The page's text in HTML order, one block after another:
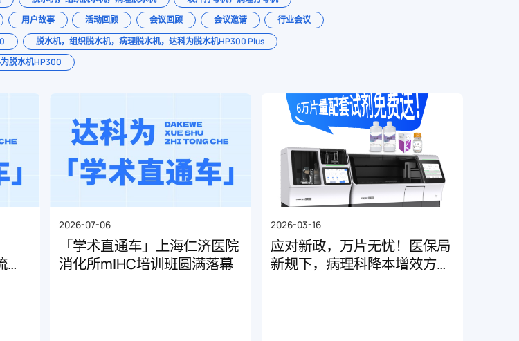
用户故事 活动回顾 会议回顾 会议邀请
行业会议
脱水机，组织脱水机，病理脱水机，达科为脱水机HP300 Plus
脱水机HP300
2026-07-06
「学术直通车」上海仁济医院
消化所mIHC培训班圆满落幕
2026-03-16
应对新政，万片无忧！医保局
新规下，病理科降本增效方案